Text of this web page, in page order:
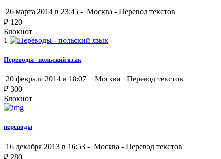
26 марта 2014 в 23:45 - Москва - Перевод текстов
₽ 120
Блокнот
1
Переводы - польский язык
20 февраля 2014 в 18:07 - Москва - Перевод текстов
₽ 300
Блокнот
переводы
16 декабря 2013 в 16:53 - Москва - Перевод текстов
₽ 280